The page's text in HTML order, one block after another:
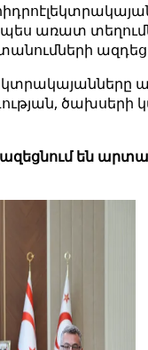
առատ
ծախսերի
են